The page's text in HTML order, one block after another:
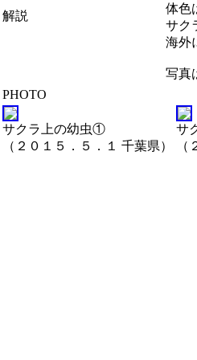
解説
体色
サク
海外
写真
PHOTO
サクラ上の幼虫①
（２０１５．５．１ 千葉県）
サ
（